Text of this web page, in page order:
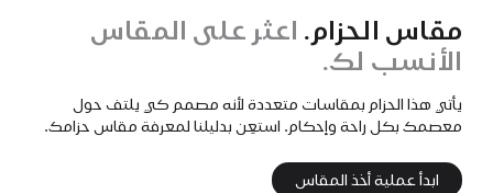
مقاس الحزام. اعثر على المقاس
الأنسب لك.
يأتي هذا الحزام بمقاسات متعددة لأنه مصمم كي يلتف حول
معصمك بكل راحة وإحكام. استعِن بدليلنا لمعرفة مقاس حزامك.
ابدأ عملية أخذ المقاس